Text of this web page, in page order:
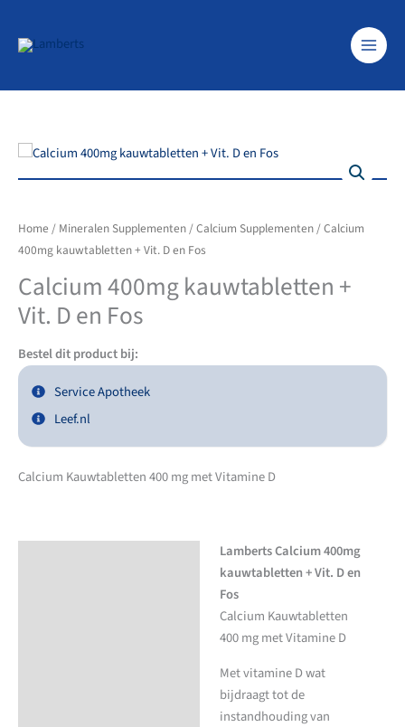
Home / Mineralen Supplementen /Calcium Supplementen / Calcium
400mg kauwtabletten + Vit. D en Fos
Calcium 400mg kauwtabletten +
Vit. D en Fos
Bestel dit product bij:
Service Apotheek
Leef.nl
Calcium Kauwtabletten 400 mg met Vitamine D
Lamberts Calcium 400mg
kauwtabletten + Vit. D en
Fos
Calcium Kauwtabletten
400 mg met Vitamine D
Met vitamine D wat
bijdraagt tot de
instandhouding van